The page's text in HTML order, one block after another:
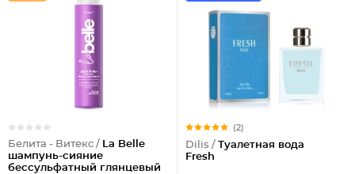
Белита - Витекс / La Belle
шампунь-сияние
бессульфатный глянцевый
(2)
Dilis / Туалетная вода
Fresh